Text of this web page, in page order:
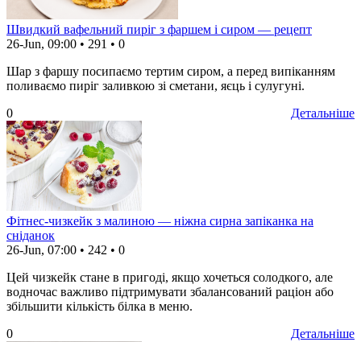
Швидкий вафельний пиріг з фаршем і сиром — рецепт
26-Jun, 09:00 • 291 • 0
Шар з фаршу посипаємо тертим сиром, а перед випіканням
поливаємо пиріг заливкою зі сметани, яєць і сулугуні.
Детальніше
0
Фітнес-чизкейк з малиною — ніжна сирна запіканка на
сніданок
26-Jun, 07:00 • 242 • 0
Цей чизкейк стане в пригоді, якщо хочеться солодкого, але
водночас важливо підтримувати збалансований раціон або
збільшити кількість білка в меню.
Детальніше
0